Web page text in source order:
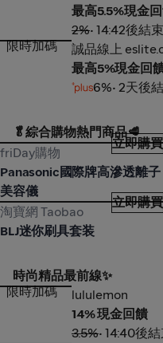
最高5.5%現金
2%• 14:42後結束
誠品線上 eslite.com
限時加碼
誠品線上
最高5%現金回
6%• 2天後
🥬綜合購物熱門商品🥩
friDay購物
立即購買
friDay購物
Panasonic國際牌高滲透離子
美容儀
淘寶網 Taobao
立即購買
淘寶網 Taobao
BLJ迷你刷具套装
時尚精品最前線✨
lululemon
限時加碼
lululemon
14% 現金回饋
3.5%• 14:40後